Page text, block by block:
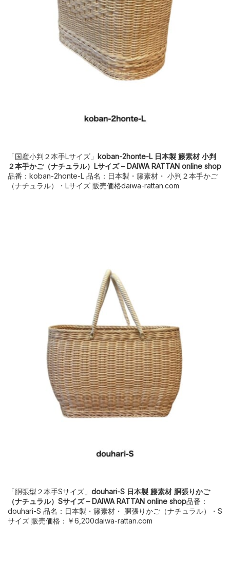
「国産小判２本手Lサイズ」 koban-2honte-L 日本製 籐素材 小判
２本手かご（ナチュラル）Lサイズ – DAIWA RATTAN online shop
品番：koban-2honte-L 品名：日本製・籐素材・ 小判２本手かご
（ナチュラル）・Lサイズ 販売価格daiwa-rattan.com
「胴張型２本手Sサイズ」 douhari-S 日本製 籐素材 胴張りかご
（ナチュラル）Sサイズ – DAIWA RATTAN online shop品番：
douhari-S 品名：日本製・籐素材・ 胴張りかご（ナチュラル）・S
サイズ 販売価格：￥6,200daiwa-rattan.com